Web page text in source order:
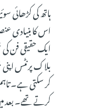
ہاتھ کی
اس کا بنیادی
ایک حقیقی فن
بلاک پرنٹس
کر سکتی ہے۔
کرتے تھے۔ بعد